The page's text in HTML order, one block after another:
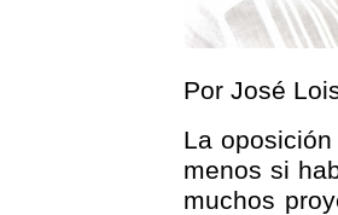
Por José
La
menos si
muchos